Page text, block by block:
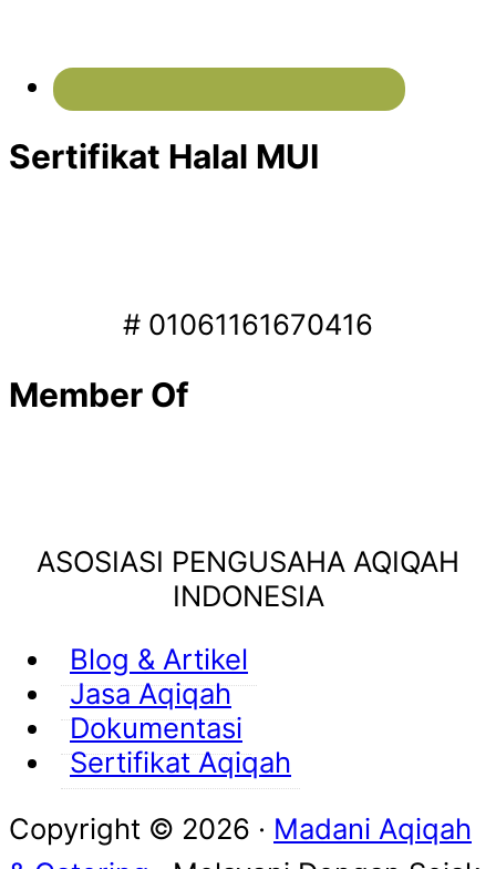
Sertifikat Halal MUI
# 01061161670416
Member Of
ASOSIASI PENGUSAHA AQIQAH
INDONESIA
Blog & Artikel
Jasa Aqiqah
Dokumentasi
Sertifikat Aqiqah
Copyright © 2026 · Madani Aqiqah